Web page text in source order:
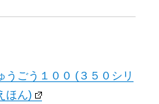
ごう１００ (３５０シリ
ほん)